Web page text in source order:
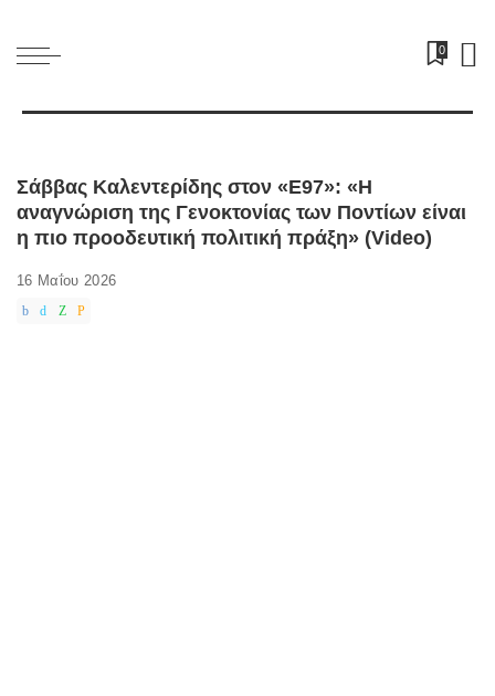
0
Σάββας Καλεντερίδης στον «Ε97»: «Η
αναγνώριση της Γενοκτονίας των Ποντίων είναι
η πιο προοδευτική πολιτική πράξη» (Video)
16 Μαΐου 2026